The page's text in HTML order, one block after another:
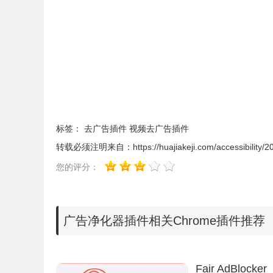
线安装的方法：怎么在谷歌浏览器中安装.crx扩展名
标签： 去广告插件 视频去广告插件
转载必须注明来自： https://huajiakeji.com/accessibility/
您的评分：
广告净化器插件相关Chrome插件推荐
Fair AdBlocker